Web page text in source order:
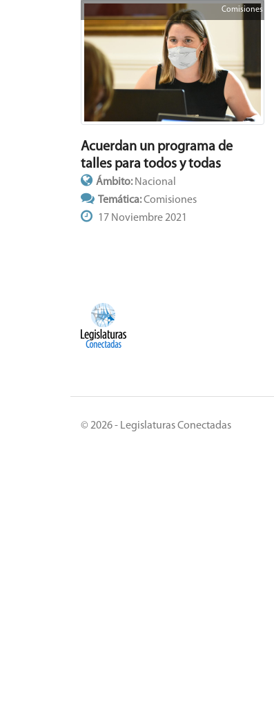
Comisiones
Acuerdan un programa de
talles para todos y todas
Ámbito: Nacional
Temática:Comisiones
17 Noviembre 2021
© 2026 - Legislaturas Conectadas